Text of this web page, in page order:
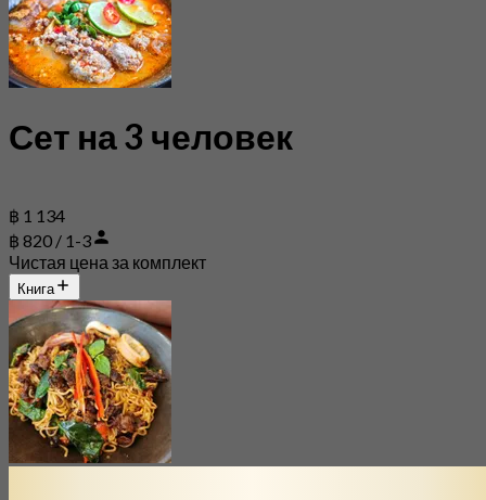
Сет на 3 человек
฿ 1 134
฿ 820 / 1-3
Чистая цена за комплект
Книга